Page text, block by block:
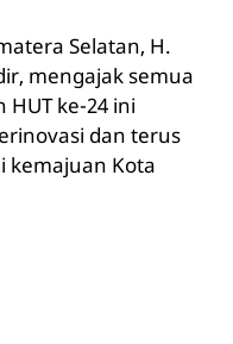
Selatan, H.
mengajak semua
ke-24 ini
dan terus
kemajuan Kota